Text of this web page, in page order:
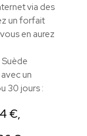
via des
un forfait
en aurez
un
30 jours :
€,